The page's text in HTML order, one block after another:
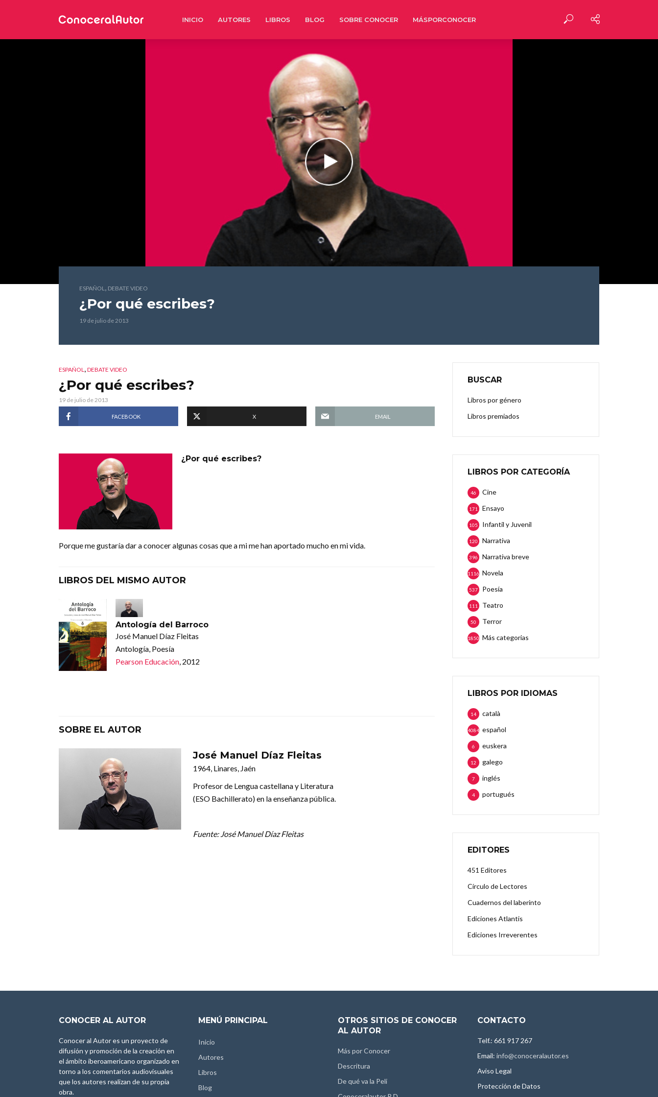
INICIO AUTORES LIBROS BLOG SOBRE CONOCER MÁSPORCONOCER
ESPAÑOL, DEBATE VIDEO
¿Por qué escribes?
19 de julio de 2013
ESPAÑOL, DEBATE VIDEO
¿Por qué escribes?
19 de julio de 2013
FACEBOOK X EMAIL
¿Por qué escribes?
Porque me gustaría dar a conocer algunas cosas que a mi me han aportado mucho en mi vida.
LIBROS DEL MISMO AUTOR
Antología del Barroco
José Manuel Díaz Fleitas
Antología, Poesía
Pearson Educación, 2012
SOBRE EL AUTOR
José Manuel Díaz Fleitas
1964, Linares, Jaén
Profesor de Lengua castellana y Literatura
(ESO Bachillerato) en la enseñanza pública.
Fuente: José Manuel Díaz Fleitas
BUSCAR
Libros por género
Libros premiados
LIBROS POR CATEGORÍA
Cine
46
Ensayo
171
Infantil y Juvenil
105
Narrativa
120
Narrativa breve
396
Novela
1116
Poesía
537
Teatro
111
Terror
50
Más categorias
1850
LIBROS POR IDIOMAS
català
14
español
4084
euskera
6
galego
12
inglés
7
portugués
4
EDITORES
451 Editores
Círculo de Lectores
Cuadernos del laberinto
Ediciones Atlantis
Ediciones Irreverentes
CONOCER AL AUTOR
Conocer al Autor es un proyecto de
difusión y promoción de la creación en
el ámbito iberoamericano organizado en
torno a los comentarios audiovisuales
que los autores realizan de su propia
obra.
MENÚ PRINCIPAL
Inicio
Autores
Libros
Blog
OTROS SITIOS DE CONOCER
AL AUTOR
Más por Conocer
Descritura
De qué va la Peli
CONTACTO
Telf.: 661 917 267
Email: info@conoceralautor.es
Aviso Legal
Protección de Datos